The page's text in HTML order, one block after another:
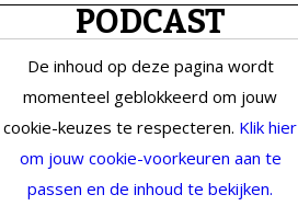
PODCAST
De inhoud op deze pagina wordt
momenteel geblokkeerd om jouw
cookie-keuzes te respecteren. Klik hier
om jouw cookie-voorkeuren aan te
passen en de inhoud te bekijken.